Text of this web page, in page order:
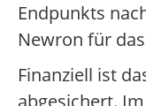
Endpunkts
Newron für
Finanziell ist